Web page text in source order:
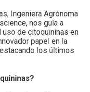
Ingeniera Agrónoma
nos guía a
de citoquininas en
papel en la
los últimos